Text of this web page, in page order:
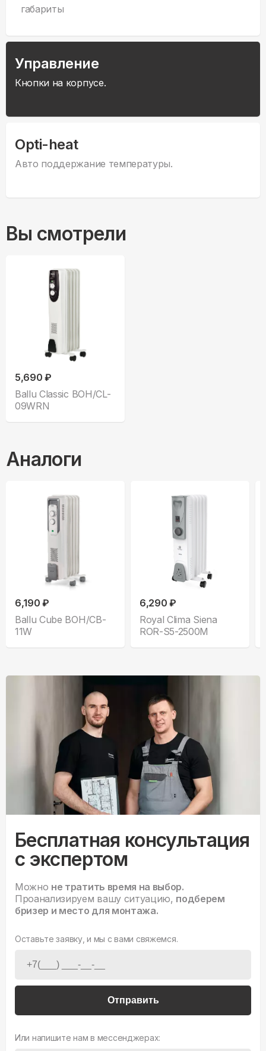
габариты
Управление
Кнопки на корпусе.
Opti-heat
Авто поддержание температуры.
Вы смотрели
5,690 ₽
Ballu Classic BOH/CL-
09WRN
Аналоги
6,190 ₽
Ballu Cube BOH/CB-
11W
6,290 ₽
Royal Clima Siena
ROR-S5-2500M
Бесплатная консультация
с экспертом
Можно не тратить время на выбор.
Проанализируем вашу ситуацию, подберем
бризер и место для монтажа.
Оставьте заявку, и мы с вами свяжемся.
Отправить
Или напишите нам в мессенджерах: